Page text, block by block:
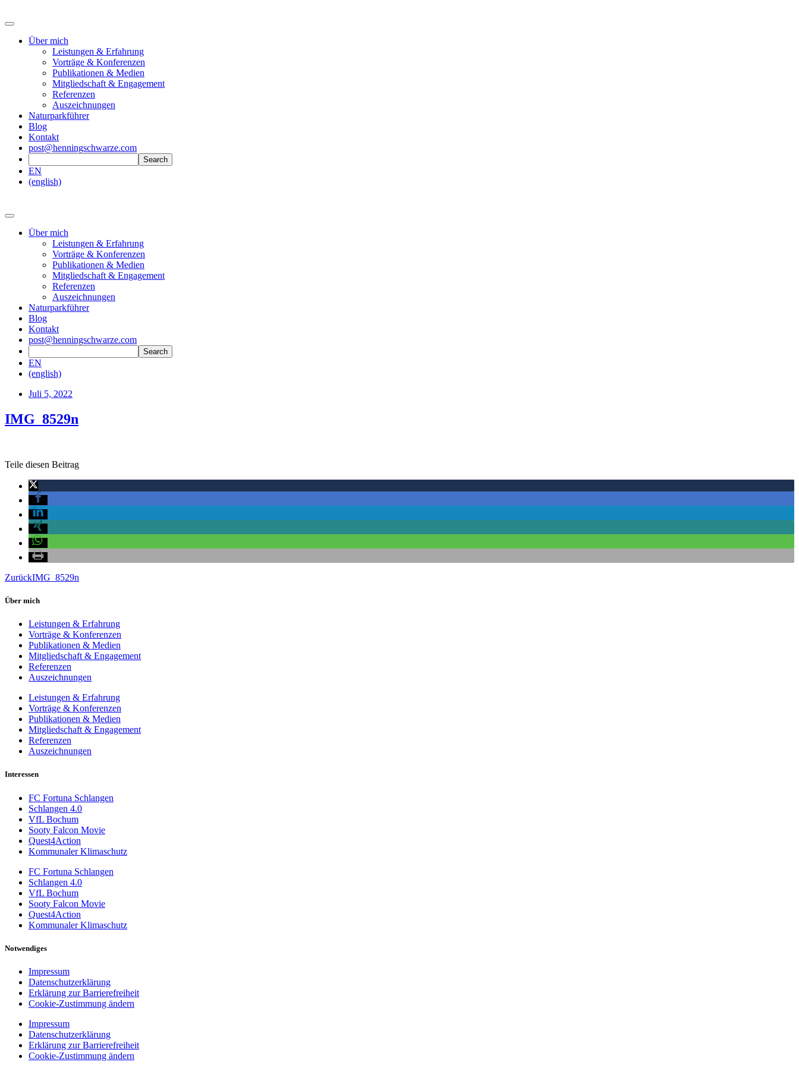
Über mich
Leistungen & Erfahrung
Vorträge & Konferenzen
Publikationen & Medien
Mitgliedschaft & Engagement
Referenzen
Auszeichnungen
Naturparkführer
Blog
Kontakt
post@henningschwarze.com
EN
(english)
Über mich
Leistungen & Erfahrung
Vorträge & Konferenzen
Publikationen & Medien
Mitgliedschaft & Engagement
Referenzen
Auszeichnungen
Naturparkführer
Blog
Kontakt
post@henningschwarze.com
EN
(english)
Juli 5, 2022
IMG_8529n
Teile diesen Beitrag
ZurückIMG_8529n
Über mich
Leistungen & Erfahrung
Vorträge & Konferenzen
Publikationen & Medien
Mitgliedschaft & Engagement
Referenzen
Auszeichnungen
Leistungen & Erfahrung
Vorträge & Konferenzen
Publikationen & Medien
Mitgliedschaft & Engagement
Referenzen
Auszeichnungen
Interessen
FC Fortuna Schlangen
Schlangen 4.0
VfL Bochum
Sooty Falcon Movie
Quest4Action
Kommunaler Klimaschutz
FC Fortuna Schlangen
Schlangen 4.0
VfL Bochum
Sooty Falcon Movie
Quest4Action
Kommunaler Klimaschutz
Notwendiges
Impressum
Datenschutzerklärung
Erklärung zur Barrierefreiheit
Cookie-Zustimmung ändern
Impressum
Datenschutzerklärung
Erklärung zur Barrierefreiheit
Cookie-Zustimmung ändern